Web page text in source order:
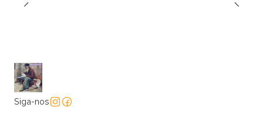
Siga-nos